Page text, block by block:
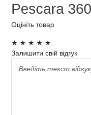
Pescara
Оцініть товар
★ ★ ★ ★ ★
Залишити свій відгук